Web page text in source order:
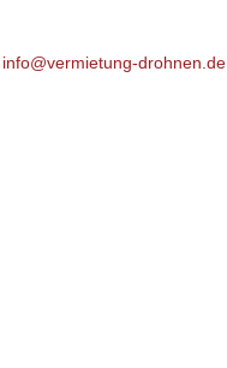
info@vermietung-drohnen.de